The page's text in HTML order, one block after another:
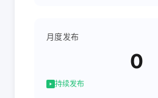
月度发布
0
持续发布